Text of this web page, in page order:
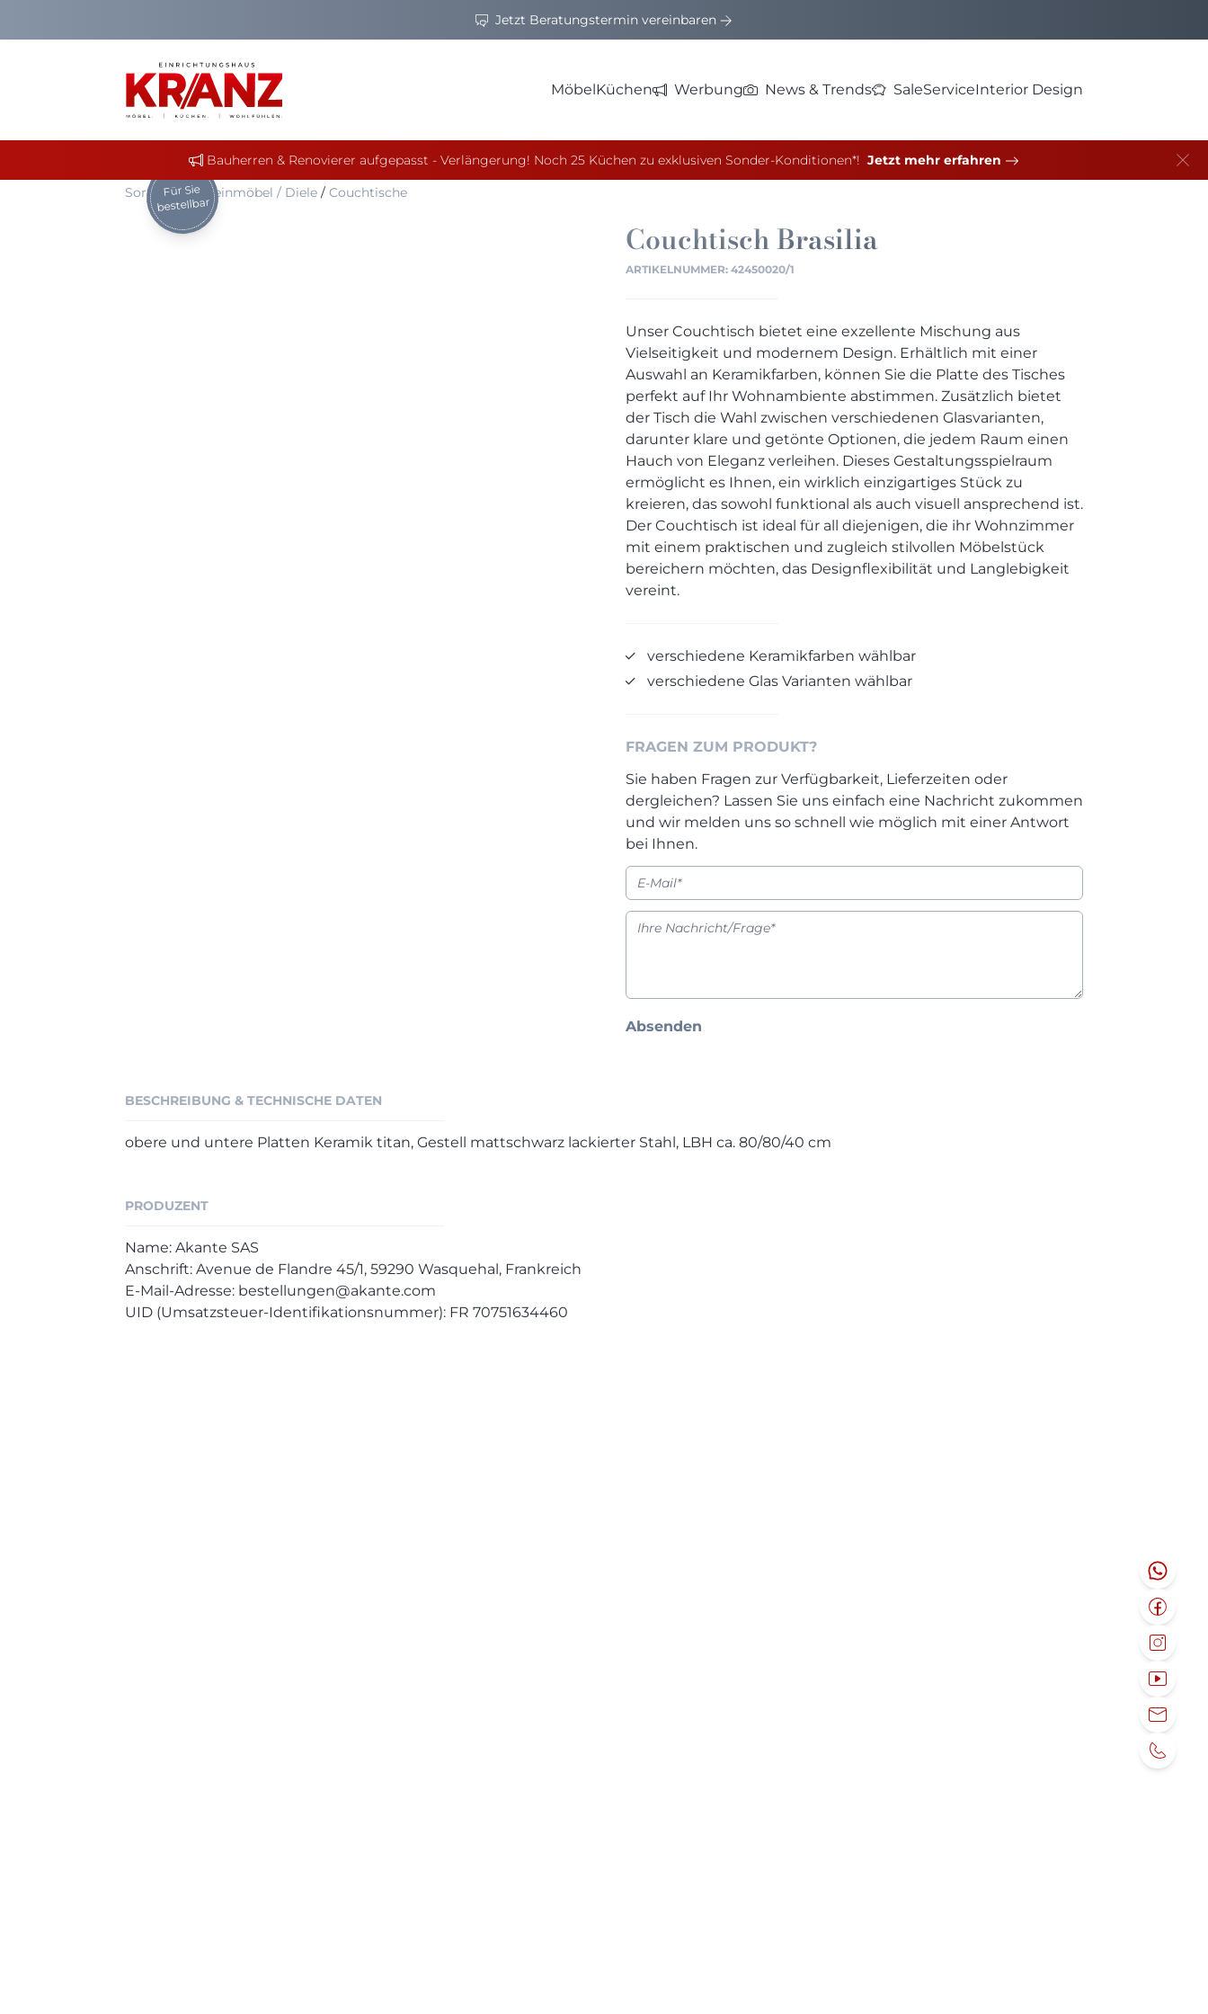
Jetzt Beratungstermin vereinbaren
MöbelKüchen Werbung News & Trends SaleServiceInterior Design
Bauherren & Renovierer aufgepasst - Verlängerung! Noch 25 Küchen zu exklusiven Sonder-Konditionen*! Jetzt mehr erfahren
Sortiment/ Kleinmöbel / Diele/ Couchtische
Für Sie
bestellbar
CouchtischBrasilia
ARTIKELNUMMER: 42450020/1
Unser Couchtisch bietet eine exzellente Mischung aus
Vielseitigkeit und modernem Design. Erhältlich mit einer
Auswahl an Keramikfarben, können Sie die Platte des Tisches
perfekt auf Ihr Wohnambiente abstimmen. Zusätzlich bietet
der Tisch die Wahl zwischen verschiedenen Glasvarianten,
darunter klare und getönte Optionen, die jedem Raum einen
Hauch von Eleganz verleihen. Dieses Gestaltungsspielraum
ermöglicht es Ihnen, ein wirklich einzigartiges Stück zu
kreieren, das sowohl funktional als auch visuell ansprechend ist.
Der Couchtisch ist ideal für all diejenigen, die ihr Wohnzimmer
mit einem praktischen und zugleich stilvollen Möbelstück
bereichern möchten, das Designflexibilität und Langlebigkeit
vereint.
verschiedene Keramikfarben wählbar
verschiedene Glas Varianten wählbar
FRAGEN ZUM PRODUKT?
Sie haben Fragen zur Verfügbarkeit, Lieferzeiten oder
dergleichen? Lassen Sie uns einfach eine Nachricht zukommen
und wir melden uns so schnell wie möglich mit einer Antwort
bei Ihnen.
Absenden
BESCHREIBUNG & TECHNISCHE DATEN
obere und untere Platten Keramik titan, Gestell mattschwarz lackierter Stahl, LBH ca. 80/80/40 cm
PRODUZENT
Name: Akante SAS
Anschrift: Avenue de Flandre 45/1, 59290 Wasquehal, Frankreich
E-Mail-Adresse: bestellungen@akante.com
UID (Umsatzsteuer-Identifikationsnummer): FR 70751634460